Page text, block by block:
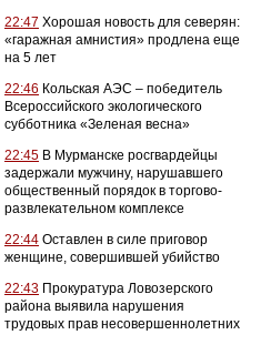
22:47 Хорошая новость для северян:
«гаражная амнистия» продлена еще
на 5 лет
22:46 Кольская АЭС – победитель
Всероссийского экологического
субботника «Зеленая весна»
22:45 В Мурманске росгвардейцы
задержали мужчину, нарушавшего
общественный порядок в торгово-
развлекательном комплексе
22:44 Оставлен в силе приговор
женщине, совершившей убийство
22:43 Прокуратура Ловозерского
района выявила нарушения
трудовых прав несовершеннолетних